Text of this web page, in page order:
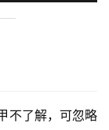
不了解，可忽略